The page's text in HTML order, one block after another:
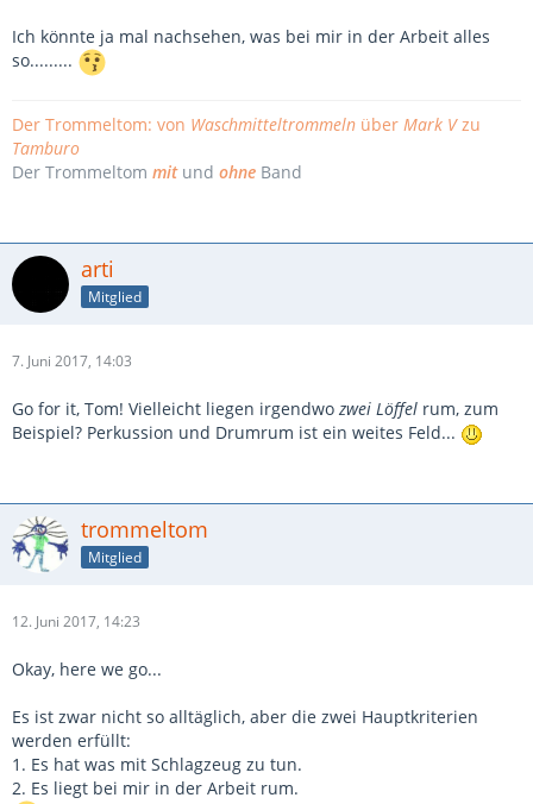
Ich könnte ja mal nachsehen, was bei mir in der Arbeit alles
so.........
Der Trommeltom: von Waschmitteltrommeln über Mark Vzu
Tamburo
Der Trommeltom mitund ohne Band
arti
Mitglied
7. Juni 2017, 14:03
Go for it, Tom! Vielleicht liegen irgendwo zwei Löffel rum, zum
Beispiel? Perkussion und Drumrum ist ein weites Feld...
trommeltom
Mitglied
12. Juni 2017, 14:23
Okay, here we go...
Es ist zwar nicht so alltäglich, aber die zwei Hauptkriterien
werden erfüllt:
1. Es hat was mit Schlagzeug zu tun.
2. Es liegt bei mir in der Arbeit rum.